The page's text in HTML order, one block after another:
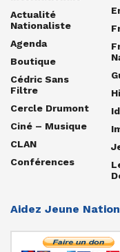
Actualité
Nationaliste
Agenda
Boutique
Cédric Sans
Filtre
Cercle Drumont
Ciné – Musique
CLAN
Conférences
Aidez Jeune